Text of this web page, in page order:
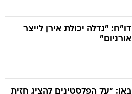
דו"ח: "גדלה יכולת אירן לייצר
אורניום"
באן: "על הפלסטינים להציג חזית